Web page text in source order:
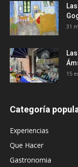
31
15
Categoría
Experiencias
Que Hacer
Gastronomia